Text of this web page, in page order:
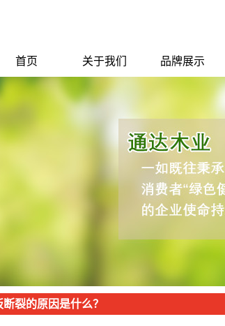
首页 关于我们
公司简介
品牌展示
圣戈班·伟伯防水
安信
红太阳
夏新集成电器
裂的原因是什么？